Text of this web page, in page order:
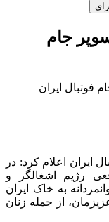
جام
ایران اعلام کرد: در
رژیم اشغالگر و
به خاک ایران
از جمله زنان